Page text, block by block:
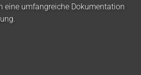
eine umfangreiche Dokumentation